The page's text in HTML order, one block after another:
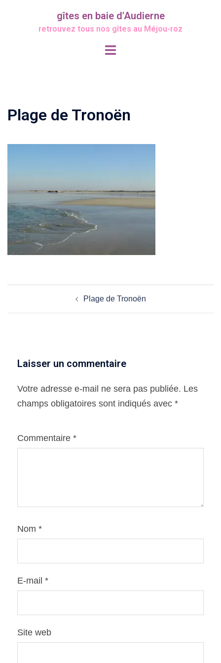
gîtes en baie d'Audierne
retrouvez tous nos gîtes au Méjou-roz
Ouvrir/fermer
Plage de Tronoën
Plage de Tronoën
Laisser un commentaire
Votre adresse e-mail ne sera pas publiée. Les
champs obligatoires sont indiqués avec *
Commentaire *
Nom *
E-mail *
Site web